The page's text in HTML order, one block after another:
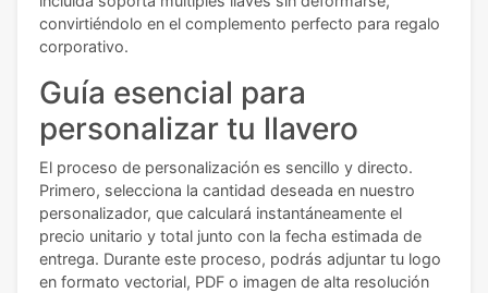
convirtiéndolo en el complemento perfecto para regalo
corporativo.
Guía esencial para
personalizar tu llavero
El proceso de personalización es sencillo y directo.
Primero, selecciona la cantidad deseada en nuestro
personalizador, que calculará instantáneamente el
precio unitario y total junto con la fecha estimada de
entrega. Durante este proceso, podrás adjuntar tu logo
en formato vectorial, PDF o imagen de alta resolución